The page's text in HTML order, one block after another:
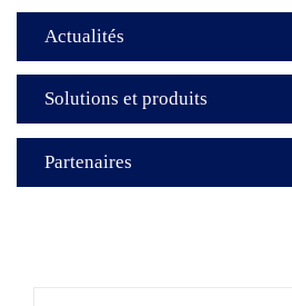
Actualités
Solutions et produits
Partenaires